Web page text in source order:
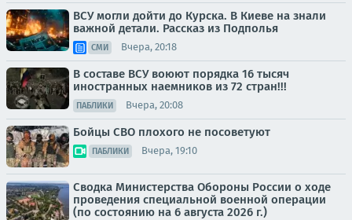
ВСУ могли дойти до Курска. В Киеве на знали
важной детали. Рассказ из Подполья
СМИ Вчера, 20:18
В составе ВСУ воюют порядка 16 тысяч
иностранных наемников из 72 стран!!!
ПАБЛИКИ Вчера, 20:08
Бойцы СВО плохого не посоветуют
ПАБЛИКИ Вчера, 19:10
Сводка Министерства Обороны России о ходе
проведения специальной военной операции
(по состоянию на 6 августа 2026 г.)